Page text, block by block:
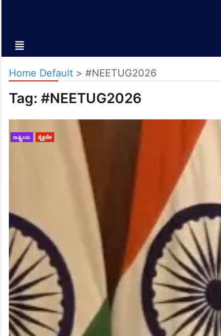
Home Default > #NEETUG2026
Tag: #NEETUG2026
ರಾಷ್ಟ್ರೀಯ ಶೈಕ್ಷಣಿಕ